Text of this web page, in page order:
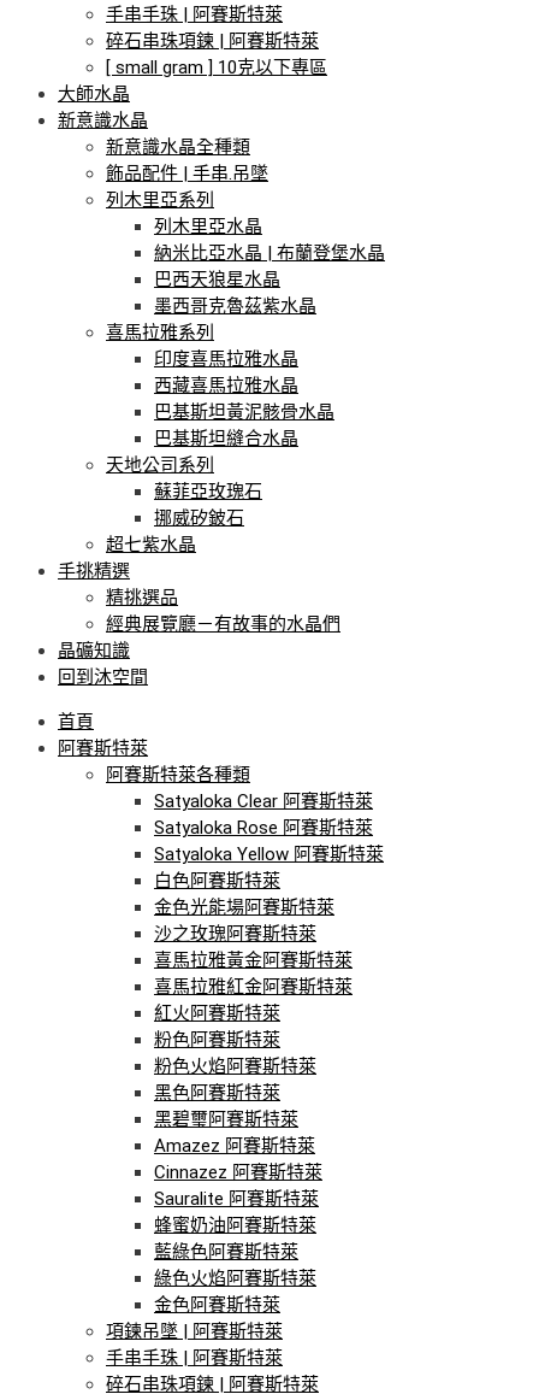
手串手珠 | 阿賽斯特萊
碎石串珠項鍊 | 阿賽斯特萊
[ small gram ] 10克以下專區
大師水晶
新意識水晶
新意識水晶全種類
飾品配件 | 手串.吊墜
列木里亞系列
列木里亞水晶
納米比亞水晶 | 布蘭登堡水晶
巴西天狼星水晶
墨西哥克魯茲紫水晶
喜馬拉雅系列
印度喜馬拉雅水晶
西藏喜馬拉雅水晶
巴基斯坦黃泥骸骨水晶
巴基斯坦縫合水晶
天地公司系列
蘇菲亞玫瑰石
挪威矽鈹石
超七紫水晶
手挑精選
精挑選品
經典展覽廳－有故事的水晶們
晶礦知識
回到沐空間
首頁
阿賽斯特萊
阿賽斯特萊各種類
Satyaloka Clear 阿賽斯特萊
Satyaloka Rose 阿賽斯特萊
Satyaloka Yellow 阿賽斯特萊
白色阿賽斯特萊
金色光能場阿賽斯特萊
沙之玫瑰阿賽斯特萊
喜馬拉雅黃金阿賽斯特萊
喜馬拉雅紅金阿賽斯特萊
紅火阿賽斯特萊
粉色阿賽斯特萊
粉色火焰阿賽斯特萊
黑色阿賽斯特萊
黑碧璽阿賽斯特萊
Amazez 阿賽斯特萊
Cinnazez 阿賽斯特萊
Sauralite 阿賽斯特萊
蜂蜜奶油阿賽斯特萊
藍綠色阿賽斯特萊
綠色火焰阿賽斯特萊
金色阿賽斯特萊
項鍊吊墜 | 阿賽斯特萊
手串手珠 | 阿賽斯特萊
碎石串珠項鍊 | 阿賽斯特萊